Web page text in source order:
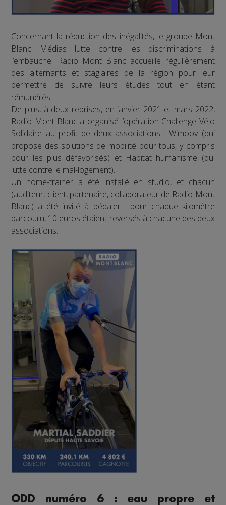
Concernant la réduction des inégalités, le groupe Mont
Blanc Médias lutte contre les discriminations à
l’embauche. Radio Mont Blanc accueille régulièrement
des alternants et stagiaires de la région pour leur
permettre de suivre leurs études tout en étant
rémunérés.
De plus, à deux reprises, en janvier 2021 et mars 2022,
Radio Mont Blanc a organisé l’opération Challenge Vélo
Solidaire au profit de deux associations : Wimoov (qui
propose des solutions de mobilité pour tous, y compris
pour les plus défavorisés) et Habitat humanisme (qui
lutte contre le mal-logement).
Un home-trainer a été installé en studio, et chacun
(auditeur, client, partenaire, collaborateur de Radio Mont
Blanc) a été invité à pédaler : pour chaque kilomètre
parcouru, 10 euros étaient reversés à chacune des deux
associations.
ODD numéro 6 : eau propre et